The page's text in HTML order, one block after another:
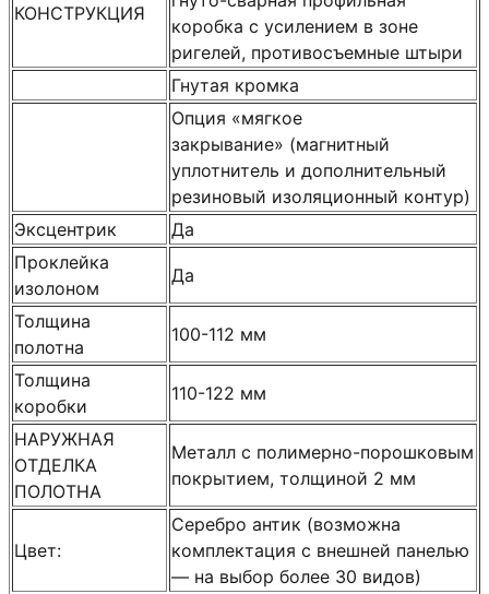
КОНСТРУКЦИЯ
коробка с усилением в зоне
ригелей, противосъемные штыри
Гнутая кромка
Опция «мягкое
закрывание» (магнитный
уплотнитель и дополнительный
резиновый изоляционный контур)
Эксцентрик
Да
Проклейка
изолоном
Да
Толщина
полотна
100-112 мм
Толщина
коробки
110-122 мм
НАРУЖНАЯ
ОТДЕЛКА
ПОЛОТНА
Металл с полимерно-порошковым
покрытием, толщиной 2 мм
Цвет:
Серебро антик (возможна
комплектация с внешней панелью
— на выбор более 30 видов)